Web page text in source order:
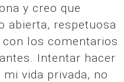
y creo que
abierta, respetuosa
los comentarios
Intentar hacer
vida privada, no